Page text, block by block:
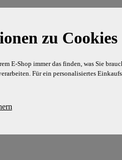
zu Cookies
E-Shop immer das finden, was Sie
Für ein personalisiertes